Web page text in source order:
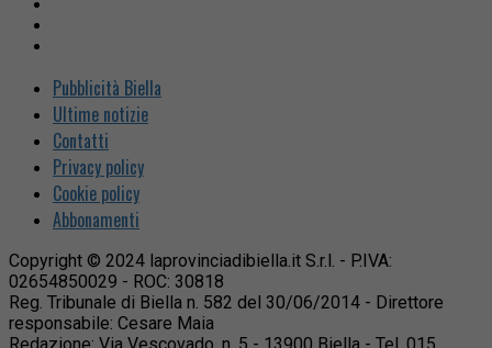
Pubblicità Biella
Ultime notizie
Contatti
Privacy policy
Cookie policy
Abbonamenti
Copyright © 2024 laprovinciadibiella.it S.r.l. - P.IVA:
02654850029 - ROC: 30818
Reg. Tribunale di Biella n. 582 del 30/06/2014 - Direttore
responsabile: Cesare Maia